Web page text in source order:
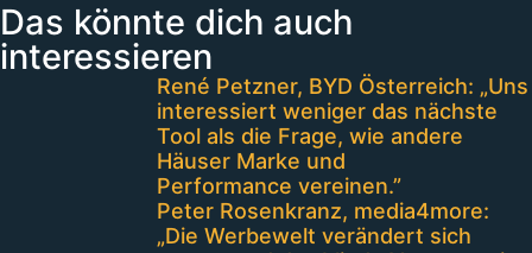
Das könnte dich auch
interessieren
René Petzner, BYD Österreich: „Uns
interessiert weniger das nächste
Tool als die Frage, wie andere
Häuser Marke und
Performance vereinen.”
Peter Rosenkranz, media4more:
„Die Werbewelt verändert sich